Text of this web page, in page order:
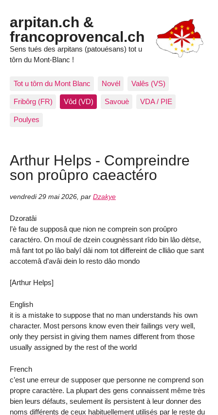
arpitan.ch &
francoprovencal.ch
Sens tués des arpitans (patouésans) tot u
tôrn du Mont-Blanc !
Tot u tôrn du Mont Blanc Novél Valês (VS)
Fribôrg (FR) Vôd (VD) Savouè VDA / PIE
Poulyes
Arthur Helps - Compreindre
son proûpro caeactéro
vendredi 29 mai 2026 par Dzakye
Dzoratâi
l’è fau de supposâ que nion ne comprein son proûpro
caractéro. On mouî de dzein cougnèssant rîdo bin lâo dètse,
mâ fant tot po lâo balyî dâi nom tot differeint de clliâo que sant
accotemâ d’avâi dein lo resto dâo mondo
[Arthur Helps]
English
it is a mistake to suppose that no man understands his own
character. Most persons know even their failings very well,
only they persist in giving them names different from those
usually assigned by the rest of the world
French
c’est une erreur de supposer que personne ne comprend son
propre caractère. La plupart des gens connaissent même très
bien leurs défauts, seulement ils persistent à leur donner des
noms différents de ceux habituellement utilisés par le reste du